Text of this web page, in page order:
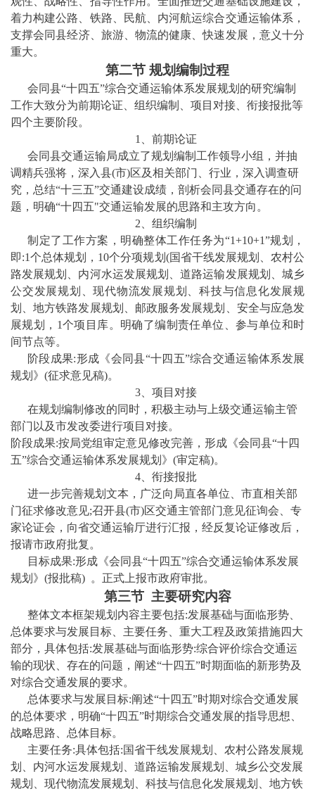
着力构建公路、铁路、民航、内河航运综合交通运输体系，
支撑会同县经济、旅游、物流的健康、快速发展，意义十分
重大。
第二节 规划编制过程
会同县“十四五”综合交通运输体系发展规划的研究编制
工作大致分为前期论证、组织编制、项目对接、衔接报批等
四个主要阶段。
1、前期论证
会同县交通运输局成立了规划编制工作领导小组，并抽
调精兵强将，深入县(市)区及相关部门、行业，深入调查研
究，总结“十三五”交通建设成绩，剖析会同县交通存在的问
题，明确“十四五"交通运输发展的思路和主攻方向。
2、组织编制
制定了工作方案，明确整体工作任务为“1+10+1”规划，
即:1个总体规划，10个分项规划(国省干线发展规划、农村公
路发展规划、内河水运发展规划、道路运输发展规划、城乡
公交发展规划、现代物流发展规划、科技与信息化发展规
划、地方铁路发展规划、邮政服务发展规划、安全与应急发
展规划，1个项目库。明确了编制责任单位、参与单位和时
间节点等。
阶段成果:形成《会同县“十四 五”综合交通运输体系发展
规划》(征求意见稿)。
3、项目对接
在规划编制修改的同时，积极主动与上级交通运输主管
部门以及市发改委进行项目对接。
阶段成果:按局党组审定意见修改完善，形成《会同县“十四
五”综合交通运输体系发展规划》(审定稿)。
4、衔接报批
进一步完善规划文本，广泛向局直各单位、市直相关部
门征求修改意见;召开县(市)区交通主管部门意见征询会、专
家论证会，向省交通运输厅进行汇报，经反复论证修改后，
报请市政府批复。
目标成果:形成《会同县“十四五”综合交通运输体系发展
规划》(报批稿) 。正式上报市政府审批。
第三节 主要研究内容
整体文本框架规划内容主要包括:发展基础与面临形势、
总体要求与发展目标、主要任务、重大工程及政策措施四大
部分，具体包括:发展基础与面临形势:综合评价综合交通运
输的现状、存在的问题，阐述“十四五”时期面临的新形势及
对综合交通发展的要求。
总体要求与发展目标:阐述“十四五”时期对综合交通发展
的总体要求，明确“十四五”时期综合交通发展的指导思想、
战略思路、总体目标。
主要任务:具体包括:国省干线发展规划、农村公路发展规
划、内河水运发展规划、道路运输发展规划、城乡公交发展
规划、现代物流发展规划、科技与信息化发展规划、地方铁